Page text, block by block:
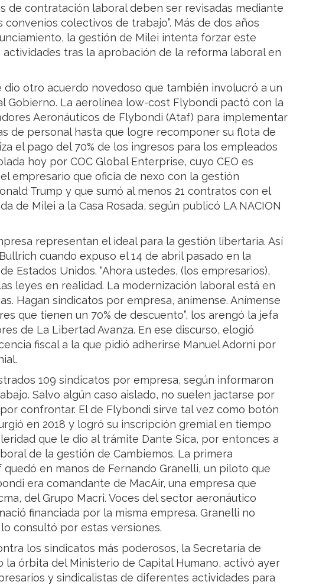
de contratación laboral deben ser revisadas mediante
convenios colectivos de trabajo”. Más de dos años
la gestión de Milei intenta forzar este
tras la aprobación de la reforma laboral en
dio otro acuerdo novedoso que también involucró a un
Gobierno. La aerolínea low-cost Flybondi pactó con la
Aeronáuticos de Flybondi (Ataf) para implementar
de personal hasta que logre recomponer su flota de
el pago del 70% de los ingresos para los empleados
hoy por COC Global Enterprise, cuyo CEO es
empresario que oficia de nexo con la gestión
Trump y que sumó al menos 21 contratos con el
de Milei a la Casa Rosada, según publicó LA NACION
representan el ideal para la gestión libertaria. Así
cuando expuso el 14 de abril pasado en la
Estados Unidos. “Ahora ustedes, (los empresarios),
leyes en realidad. La modernización laboral está en
Hagan sindicatos por empresa, anímense. Anímense
que tienen un 70% de descuento”, los arengó la jefa
de La Libertad Avanza. En ese discurso, elogió
fiscal a la que pidió adherirse Manuel Adorni por
109 sindicatos por empresa, según informaron
Salvo algún caso aislado, no suelen jactarse por
confrontar. El de Flybondi sirve tal vez como botón
en 2018 y logró su inscripción gremial en tiempo
que le dio al trámite Dante Sica, por entonces a
de la gestión de Cambiemos. La primera
en manos de Fernando Granelli, un piloto que
era comandante de MacAir, una empresa que
del Grupo Macri. Voces del sector aeronáutico
financiada por la misma empresa. Granelli no
consultó por estas versiones.
los sindicatos más poderosos, la Secretaría de
la órbita del Ministerio de Capital Humano, activó ayer
y sindicalistas de diferentes actividades para